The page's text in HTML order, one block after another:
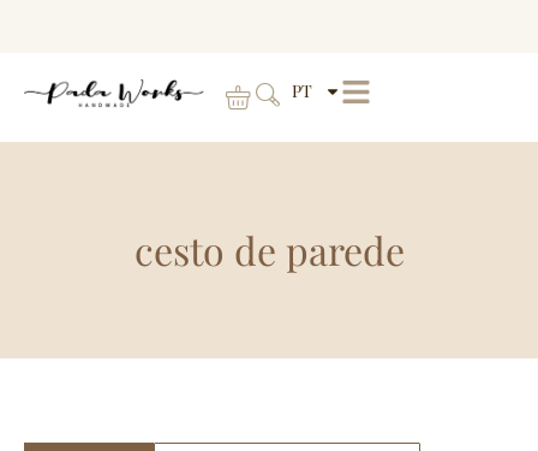
PT
cesto de parede